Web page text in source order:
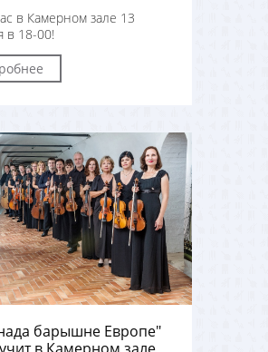
в Камерном зале 13
в 18-00!
барышне Европе"